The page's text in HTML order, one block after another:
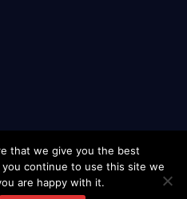
that we give you the best
continue to use this site we
are happy with it.